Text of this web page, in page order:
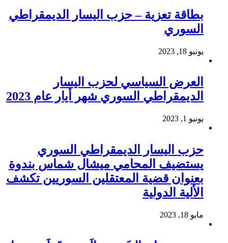
بطاقة تعزية – حزب اليسار الديمقراطي
السوري
يونيو 18, 2023
العرض السياسي لحزب اليسار
الديمقراطي السوري شهر أيار عام 2023
يونيو 1, 2023
حزب اليسار الديمقراطي السوري
يستضيف المحامي ميشال شماس بندوة
بعنوان قضية المعتقلين السوريين تكشف
الألية الدولية
مايو 18, 2023